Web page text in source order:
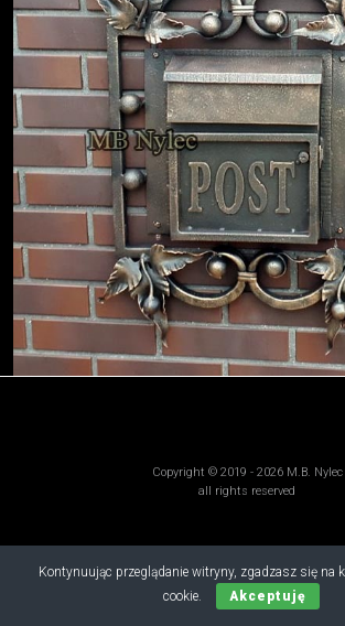
Kontynuując przeglądanie witryny, zgadzasz się na
cookie.
Akceptuję
Copyright © 2019 - 2026 M.B. Nylec
all rights reserved